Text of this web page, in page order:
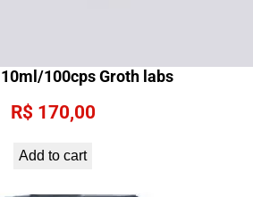
100cps Groth labs
R$ 170,00
Add to cart